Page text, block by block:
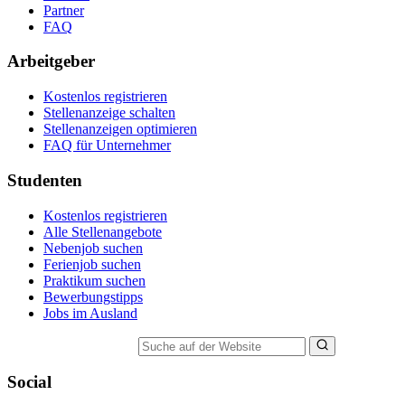
Partner
FAQ
Arbeitgeber
Kostenlos registrieren
Stellenanzeige schalten
Stellenanzeigen optimieren
FAQ für Unternehmer
Studenten
Kostenlos registrieren
Alle Stellenangebote
Nebenjob suchen
Ferienjob suchen
Praktikum suchen
Bewerbungstipps
Jobs im Ausland
Social